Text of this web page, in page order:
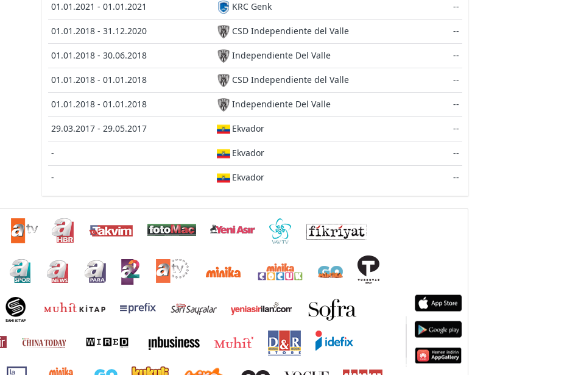
01.01.2021 - 01.01.2021 KRC Genk --
01.01.2018 - 31.12.2020 CSD Independiente del Valle --
01.01.2018 - 30.06.2018 Independiente Del Valle --
01.01.2018 - 01.01.2018 CSD Independiente del Valle --
01.01.2018 - 01.01.2018 Independiente Del Valle --
29.03.2017 - 29.05.2017 Ekvador --
- Ekvador --
- Ekvador --